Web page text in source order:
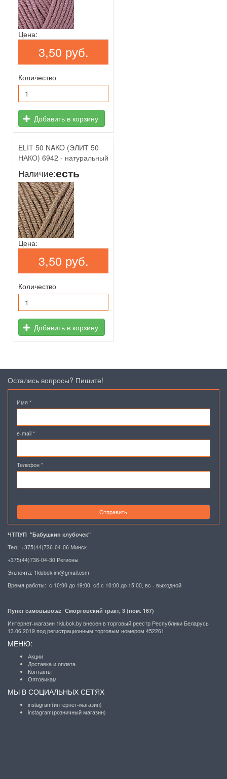
Цена:
3,50 руб.
Количество
Добавить в корзину
ELIT 50 NAKO (ЭЛИТ 50
НАКО) 6942 - натуральный
Наличие:есть
Цена:
3,50 руб.
Количество
Добавить в корзину
Остались вопросы? Пишите!
Имя *
e-mail *
Телефон *
Отправить
ЧТПУП "Бабушкин клубочек"
Тел.: +375(44)736-04-06 Минск
+375(44)736-04-30 Регионы
Эл.почта: 1klubok.im@gmail.com
Время работы: с 10:00 до 19:00, сб с 10:00 до 15:00, вс - выходной
Пункт самовывоза: Сморговский тракт, 3 (пом. 167)
Интернет-магазин 1klubok.by внесен в торговый реестр Республики Беларусь
13.06.2019 под регистрационным торговым номером 452261
МЕНЮ:
Акции
Доставка и оплата
Контакты
Оптовикам
МЫ В СОЦИАЛЬНЫХ СЕТЯХ
instagram(интернет-магазин)
instagram(розничный магазин)